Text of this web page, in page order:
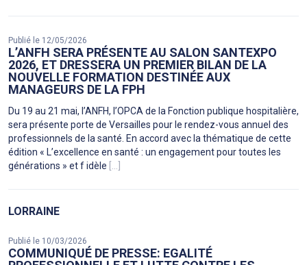
Publié le 12/05/2026
L’ANFH SERA PRÉSENTE AU SALON SANTEXPO
2026, ET DRESSERA UN PREMIER BILAN DE LA
NOUVELLE FORMATION DESTINÉE AUX
MANAGEURS DE LA FPH
Du 19 au 21 mai, l’ANFH, l’OPCA de la Fonction publique hospitalière,
sera présente porte de Versailles pour le rendez-vous annuel des
professionnels de la santé. En accord avec la thématique de cette
édition « L’excellence en santé : un engagement pour toutes les
générations » et f idèle [...]
LORRAINE
Publié le 10/03/2026
COMMUNIQUÉ DE PRESSE: EGALITÉ